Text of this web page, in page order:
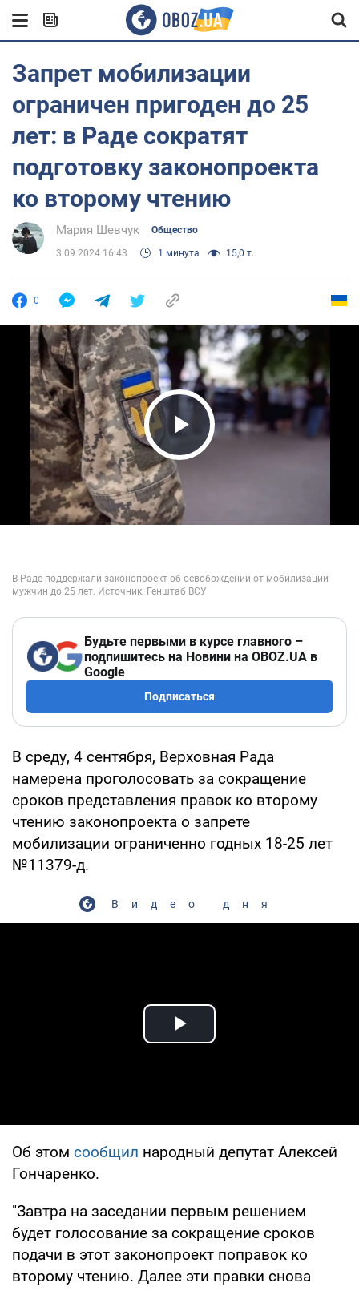
Запрет мобилизации
ограничен пригоден до 25
лет: в Раде сократят
подготовку законопроекта
ко второму чтению
Мария Шевчук Общество
3.09.2024 16:43 1 минута 15,0 т.
0
Play Video
Будьте первыми в курсе главного –
подпишитесь на Новини на OBOZ.UA в
Google
Подписаться
В среду, 4 сентября, Верховная Рада
намерена проголосовать за сокращение
сроков представления правок ко второму
чтению законопроекта о запрете
мобилизации ограниченно годных 18-25 лет
№11379-д.
Видео дня
Play Video
Об этом сообщил народный депутат Алексей
Гончаренко.
"Завтра на заседании первым решением
будет голосование за сокращение сроков
подачи в этот законопроект поправок ко
второму чтению. Далее эти правки снова